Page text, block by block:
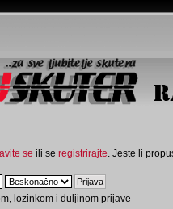
se ili se registrirajte . Jeste li
lozinkom i duljinom prijave